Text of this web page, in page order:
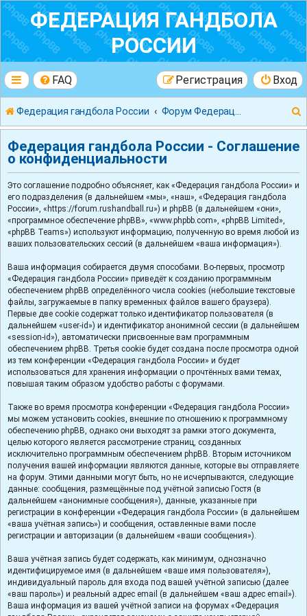
ФЕДЕРАЦИЯ ГАНДБОЛА
РОССИИ
FAQ Вход
Регистрация
Федерация гандбола России
Федерация гандбола России - Соглашение
о конфиденциальности
Это соглашение подробно объясняет, как «Федерация гандбола России» и
его подразделения (в дальнейшем «мы», «наш», «Федерация гандбола
России», «https://forum.rushandball.ru») и phpBB (в дальнейшем «они»,
«программное обеспечение phpBB», «www.phpbb.com», «phpBB Limited»,
«phpBB Teams») используют информацию, полученную во время любой из
ваших пользовательских сессий (в дальнейшем «ваша информация»).
Ваша информация собирается двумя способами. Во-первых, просмотр
«Федерация гандбола России» приведёт к созданию программным
обеспечением phpBB определённого числа cookies (небольшие текстовые
файлы, загружаемые в папку временных файлов вашего браузера).
Первые две cookie содержат только идентификатор пользователя (в
дальнейшем «user-id») и идентификатор анонимной сессии (в дальнейшем
«session-id»), автоматически присвоенные вам программным
обеспечением phpBB. Третья cookie будет создана после просмотра одной
из тем конференции «Федерация гандбола России» и будет
использоваться для хранения информации о прочтённых вами темах,
повышая таким образом удобство работы с форумами.
Также во время просмотра конференции «Федерация гандбола России»
мы можем установить cookies, внешние по отношению к программному
обеспечению phpBB, однако они выходят за рамки этого документа,
целью которого является рассмотрение страниц, созданных
исключительно программным обеспечением phpBB. Вторым источником
получения вашей информации являются данные, которые вы отправляете
на форум. Этими данными могут быть, но не исчерпываются, следующие
данные: сообщения, размещённые под учётной записью Гостя (в
дальнейшем «анонимные сообщения»), данные, указанные при
регистрации в конференции «Федерация гандбола России» (в дальнейшем
«ваша учётная запись») и сообщения, оставленные вами после
регистрации и авторизации (в дальнейшем «ваши сообщения»).
Ваша учётная запись будет содержать, как минимум, однозначно
идентифицируемое имя (в дальнейшем «ваше имя пользователя»),
индивидуальный пароль для входа под вашей учётной записью (далее
«ваш пароль») и реальный адрес email (в дальнейшем «ваш адрес email»).
Ваша информация из вашей учётной записи на форумах «Федерация